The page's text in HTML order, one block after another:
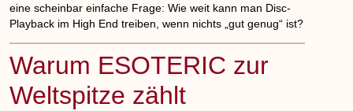
eine scheinbar einfache Frage: Wie weit kann man Disc-
Playback im High End treiben, wenn nichts „gut genug“ ist?
Warum ESOTERIC zur
Weltspitze zählt